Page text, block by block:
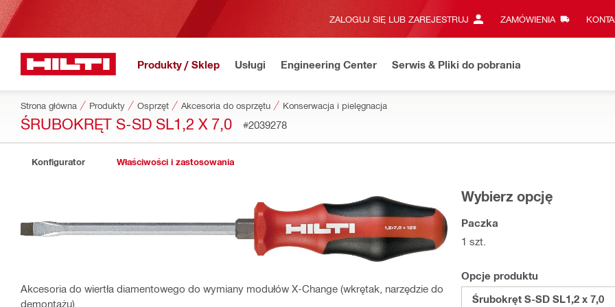
ZALOGUJ SIĘ LUB ZAREJESTRUJ ZAMÓWIENIA
Produkty / Sklep Usługi Engineering Center Serwis & Pliki do pobrania
Strona główna Produkty Osprzęt Akcesoria do osprzętu Konserwacja i pielęgnacja
ŚRUBOKRĘT S-SD SL1,2 X 7,0 #2039278
Konfigurator Właściwości i zastosowania
Akcesoria do wiertła diamentowego do wymiany modułów X-Change (wkrętak, narzędzie do
demontażu)
Wybierz opcję
Paczka
1 szt.
Opcje produktu
Śrubokręt S-SD SL1,2 x 7,0